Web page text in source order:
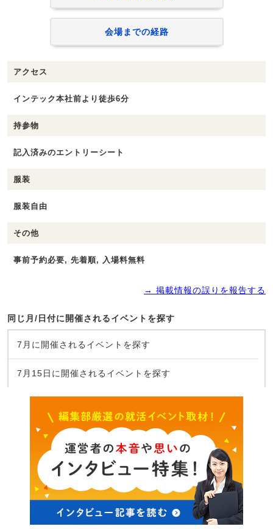
会場までの経路
アクセス
インテック本社前より徒歩6分
持参物
記入済みのエントリーシート
服装
服装自由
その他
事前予約必要, 先着順, 入場料無料
→ 掲載情報の誤りを報告する
同じ月/日付に開催されるイベントを探す
7月に開催されるイベントを探す
7月15日に開催されるイベントを探す